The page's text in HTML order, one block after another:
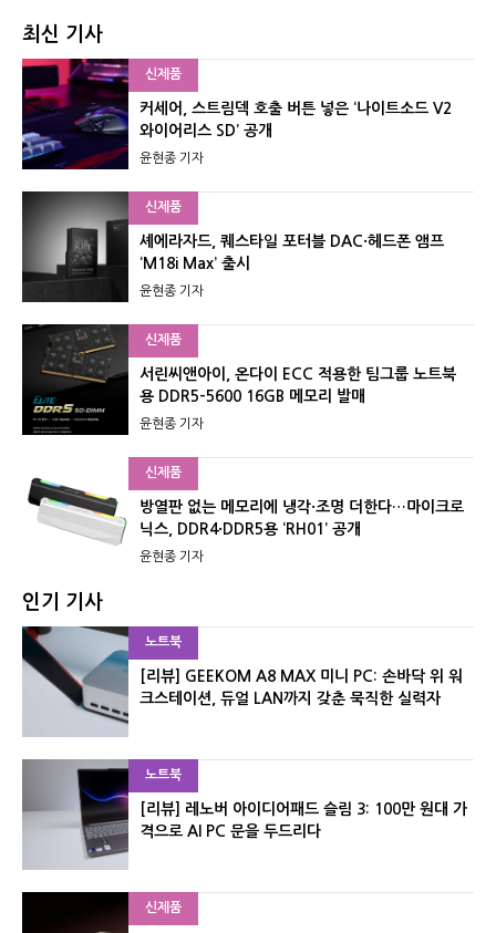
최신 기사
신제품
커세어, 스트림덱 호출 버튼 넣은 ‘나이트소드 V2
와이어리스 SD’ 공개
윤현종 기자
신제품
셰에라자드, 퀘스타일 포터블 DAC·헤드폰 앰프
‘M18i Max’ 출시
윤현종 기자
신제품
서린씨앤아이, 온다이 ECC 적용한 팀그룹 노트북
용 DDR5-5600 16GB 메모리 발매
윤현종 기자
신제품
방열판 없는 메모리에 냉각·조명 더한다…마이크로
닉스, DDR4·DDR5용 ‘RH01’ 공개
윤현종 기자
인기 기사
노트북
[리뷰] GEEKOM A8 MAX 미니 PC: 손바닥 위 워
크스테이션, 듀얼 LAN까지 갖춘 묵직한 실력자
노트북
[리뷰] 레노버 아이디어패드 슬림 3: 100만 원대 가
격으로 AI PC 문을 두드리다
신제품